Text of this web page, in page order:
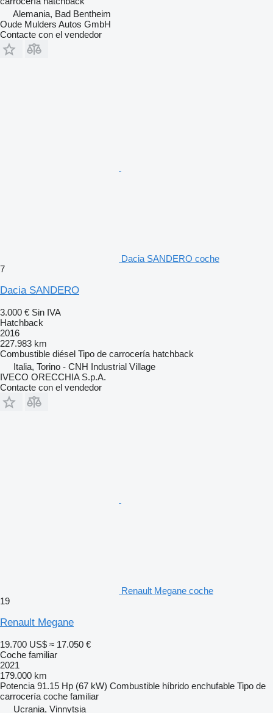
Alemania, Bad Bentheim
Oude Mulders Autos GmbH
Contacte con el vendedor
Dacia SANDERO coche
7
Dacia SANDERO
3.000 € Sin IVA
Hatchback
2016
227.983 km
Combustible diésel Tipo de carrocería hatchback
Italia, Torino - CNH Industrial Village
IVECO ORECCHIA S.p.A.
Contacte con el vendedor
Renault Megane coche
19
Renault Megane
19.700 US$ ≈ 17.050 €
Coche familiar
2021
179.000 km
Potencia 91.15 Hp (67 kW) Combustible híbrido enchufable Tipo de
carrocería coche familiar
Ucrania, Vinnytsia